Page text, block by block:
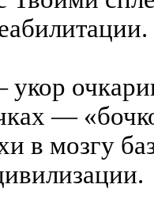
— «
в мозгу